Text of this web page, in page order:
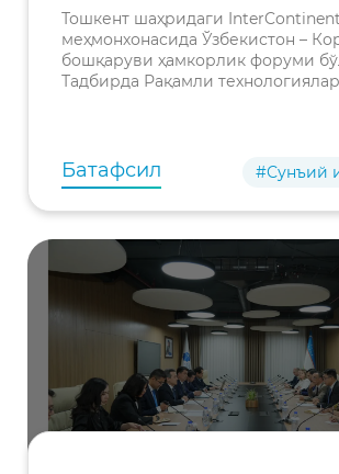
соҳасида
ҳамкорликни
Тошкент шаҳридаги
меҳмонхонасида Ўзбекистон –
бошқаруви ҳамкорлик форуми
Тадбирда Рақамли
Батафсил #Сунъий